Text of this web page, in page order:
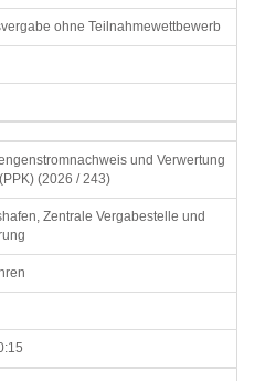
ohne Teilnahmewettbewerb
und Verwertung
(2026 / 243)
Zentrale Vergabestelle und